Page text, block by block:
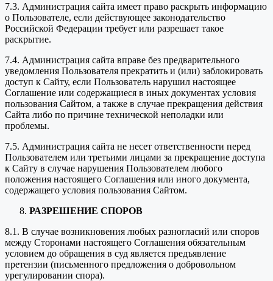
7.3. Администрация сайта имеет право раскрыть информацию
о Пользователе, если действующее законодательство
Российской Федерации требует или разрешает такое
раскрытие.
7.4. Администрация сайта вправе без предварительного
уведомления Пользователя прекратить и (или) заблокировать
доступ к Сайту, если Пользователь нарушил настоящее
Соглашение или содержащиеся в иных документах условия
пользования Сайтом, а также в случае прекращения действия
Сайта либо по причине технической неполадки или
проблемы.
7.5. Администрация сайта не несет ответственности перед
Пользователем или третьими лицами за прекращение доступа
к Сайту в случае нарушения Пользователем любого
положения настоящего Соглашения или иного документа,
содержащего условия пользования Сайтом.
РАЗРЕШЕНИЕ СПОРОВ
8.1. В случае возникновения любых разногласий или споров
между Сторонами настоящего Соглашения обязательным
условием до обращения в суд является предъявление
претензии (письменного предложения о добровольном
урегулировании спора).